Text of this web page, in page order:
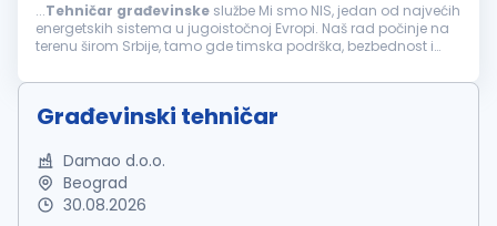
...Tehničar građevinske službe Mi smo NIS, jedan od najvećih
energetskih sistema u jugoistočnoj Evropi. Naš rad počinje na
terenu širom Srbije, tamo gde timska podrška, bezbednost i
Građevinski tehničar
Damao d.o.o.
Beograd
30.08.2026